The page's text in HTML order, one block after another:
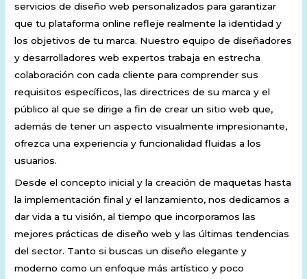
servicios de diseño web personalizados para garantizar
que tu plataforma online refleje realmente la identidad y
los objetivos de tu marca. Nuestro equipo de diseñadores
y desarrolladores web expertos trabaja en estrecha
colaboración con cada cliente para comprender sus
requisitos específicos, las directrices de su marca y el
público al que se dirige a fin de crear un sitio web que,
además de tener un aspecto visualmente impresionante,
ofrezca una experiencia y funcionalidad fluidas a los
usuarios.
Desde el concepto inicial y la creación de maquetas hasta
la implementación final y el lanzamiento, nos dedicamos a
dar vida a tu visión, al tiempo que incorporamos las
mejores prácticas de diseño web y las últimas tendencias
del sector. Tanto si buscas un diseño elegante y
moderno como un enfoque más artístico y poco